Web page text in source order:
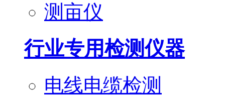
测亩仪
行业专用检测仪器
电线电缆检测